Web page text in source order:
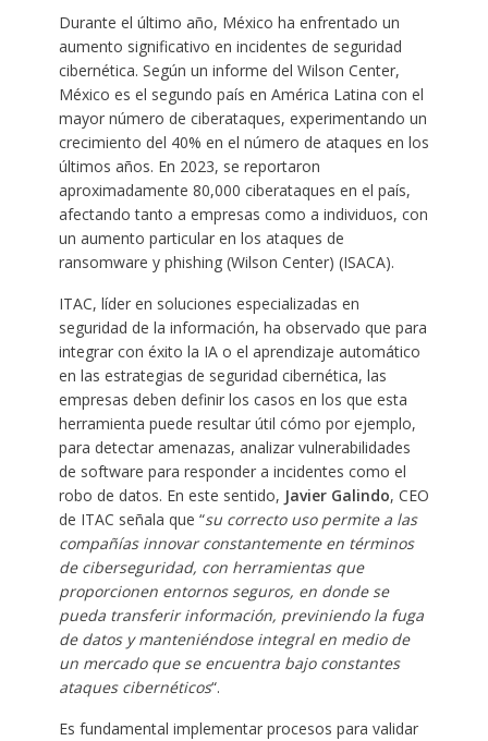
Durante el último año, México ha enfrentado un
aumento significativo en incidentes de seguridad
cibernética. Según un informe del Wilson Center,
México es el segundo país en América Latina con el
mayor número de ciberataques, experimentando un
crecimiento del 40% en el número de ataques en los
últimos años. En 2023, se reportaron
aproximadamente 80,000 ciberataques en el país,
afectando tanto a empresas como a individuos, con
un aumento particular en los ataques de
ransomware y phishing (Wilson Center) (ISACA).
ITAC, líder en soluciones especializadas en
seguridad de la información, ha observado que para
integrar con éxito la IA o el aprendizaje automático
en las estrategias de seguridad cibernética, las
empresas deben definir los casos en los que esta
herramienta puede resultar útil cómo por ejemplo,
para detectar amenazas, analizar vulnerabilidades
de software para responder a incidentes como el
robo de datos. En este sentido, Javier Galindo, CEO
de ITAC señala que “su correcto uso permite a las
compañías innovar constantemente en términos
de ciberseguridad, con herramientas que
proporcionen entornos seguros, en donde se
pueda transferir información, previniendo la fuga
de datos y manteniéndose integral en medio de
un mercado que se encuentra bajo constantes
ataques cibernéticos“.
Es fundamental implementar procesos para validar